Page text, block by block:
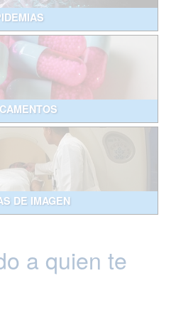
DE IMAGEN
a quien te